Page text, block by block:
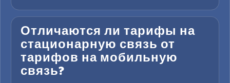
Отличаются ли тарифы на
стационарную связь от
тарифов на мобильную
связь?